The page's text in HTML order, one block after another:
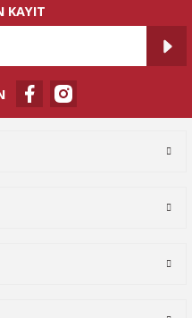
KAYIT